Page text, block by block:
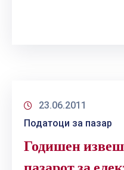
23.06.2011
Податоци за пазар
Годишен